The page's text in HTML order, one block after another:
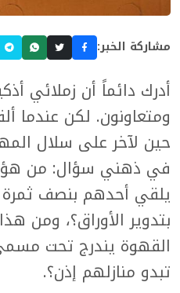
مشاركة الخبر:
أدرك دائماً أن زملائي
ومتعاونون. لكن عندما
حين لآخر على سلال
في ذهني سؤال: من
يلقي أحدهم بنصف
بتدوير الأوراق؟، ومن
القهوة يندرج تحت
تبدو منازلهم إذن؟.